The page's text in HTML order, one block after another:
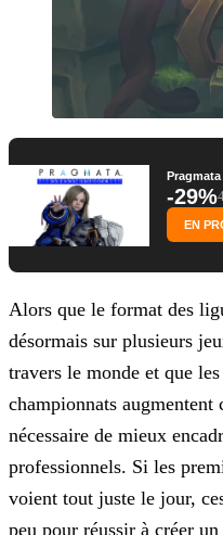
-29%
EN
Alors que le format des
désormais sur plusieurs
travers le monde et que
championnats augmentent
nécessaire de mieux
professionnels. Si les
voient tout juste le jour,
peu pour réussir à créer